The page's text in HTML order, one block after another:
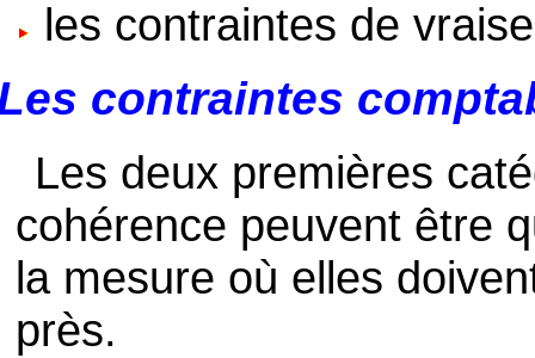
les contraintes de
contraintes
Les deux premières
cohérence peuvent être
la mesure où elles
près.